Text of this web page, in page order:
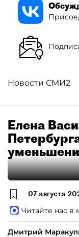
Новости СМИ2
Елена
07 августа
Читайте нас в
Дмитрий